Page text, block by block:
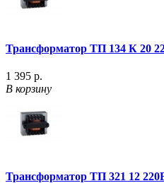
Трансформатор ТП 134 К 20
1 395 р.
В корзину
Трансформатор ТП 321 12